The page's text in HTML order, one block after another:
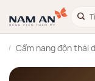
qua
nội
dung
/ Cẩm nang độn thái